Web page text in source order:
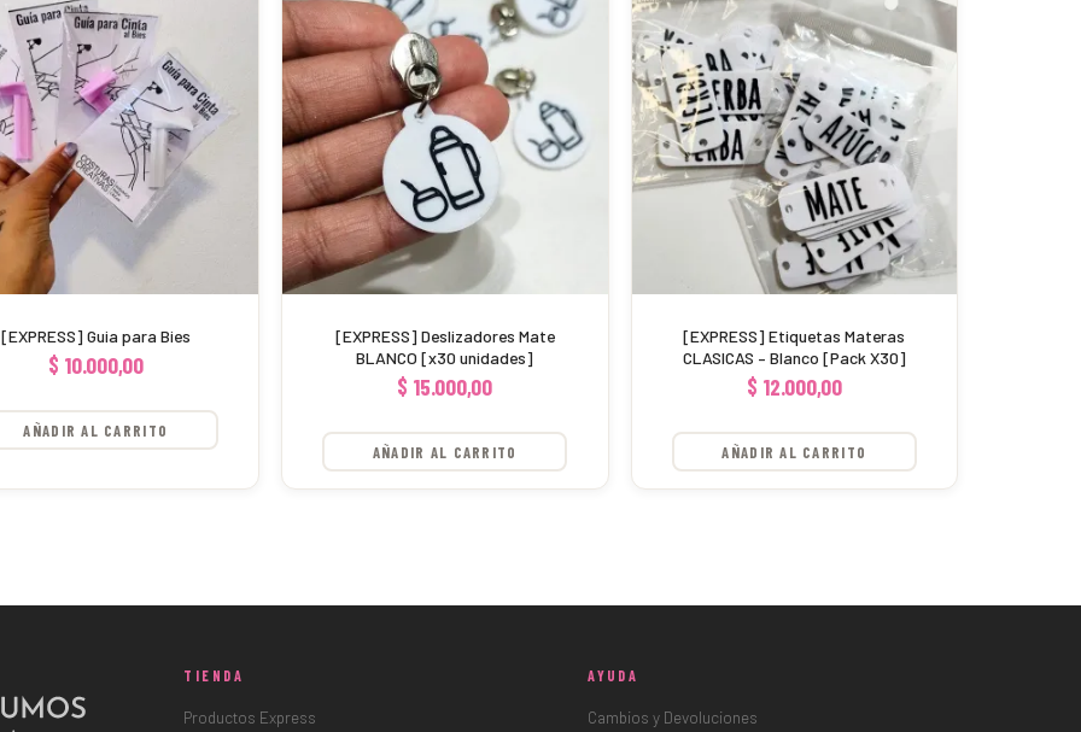
[EXPRESS] Guia para Bies
$ 10.000,00
AÑADIR AL CARRITO
[EXPRESS] Deslizadores Mate
BLANCO [x30 unidades]
$ 15.000,00
AÑADIR AL CARRITO
[EXPRESS] Etiquetas Materas
CLASICAS – Blanco [Pack X30]
$ 12.000,00
AÑADIR AL CARRITO
TIENDA
Productos Express
AYUDA
Cambios y Devoluciones